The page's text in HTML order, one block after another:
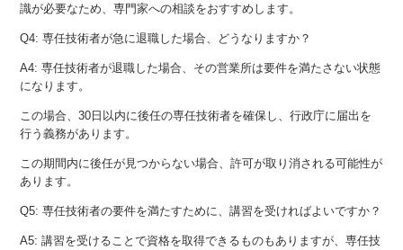
識が必要なため、専門家への相談をおすすめします。
Q4: 専任技術者が急に退職した場合、どうなりますか？
A4: 専任技術者が退職した場合、その営業所は要件を満たさない状態
になります。
この場合、30日以内に後任の専任技術者を確保し、行政庁に届出を
行う義務があります。
この期間内に後任が見つからない場合、許可が取り消される可能性が
あります。
Q5: 専任技術者の要件を満たすために、講習を受ければよいですか？
A5: 講習を受けることで資格を取得できるものもありますが、専任技